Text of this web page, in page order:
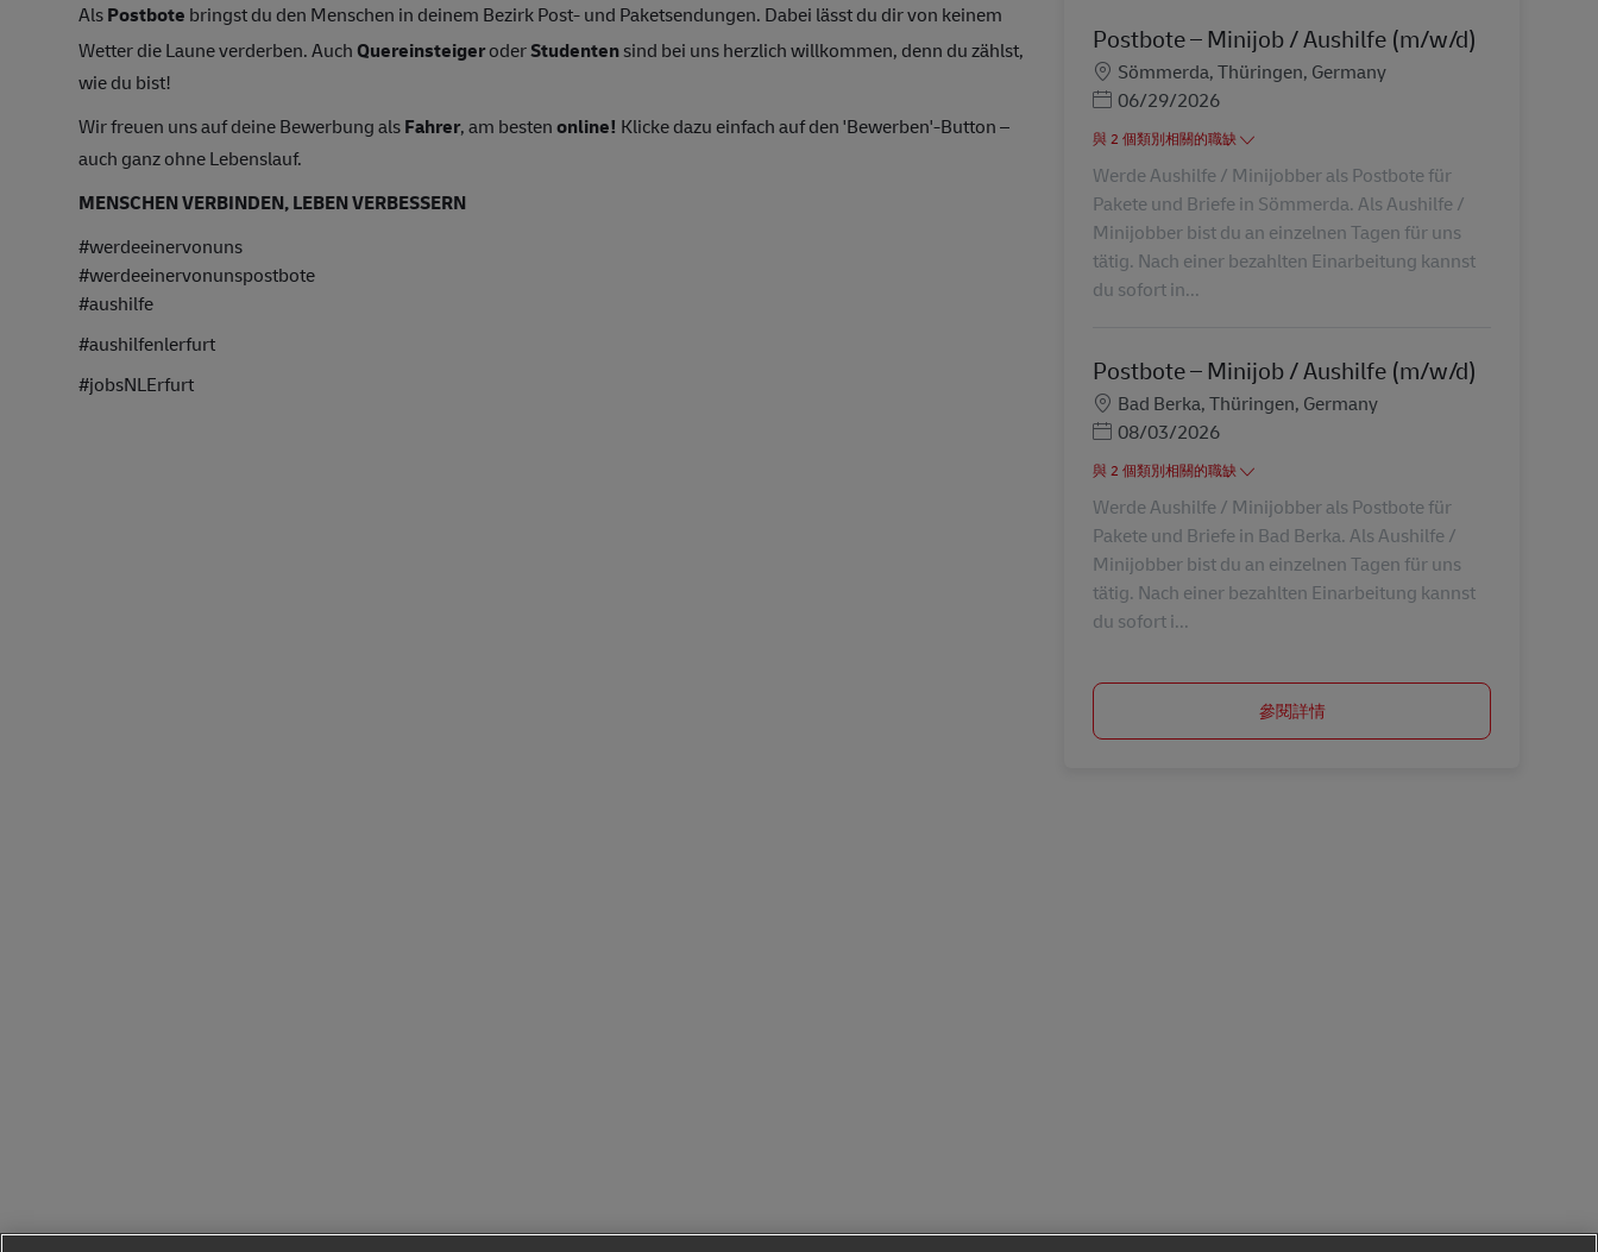
AlsPostbote bringst du den Menschen in deinem Bezirk Post- und Paketsendungen. Dabei lässt du dir von keinem
Wetter die Laune verderben. AuchQuereinsteigeroderStudentensind bei uns herzlich willkommen, denn du zählst,
wie du bist!
Wir freuen uns auf deine Bewerbung alsFahrer, am bestenonline! Klicke dazu einfach auf den 'Bewerben'-Button –
auch ganz ohne Lebenslauf.
MENSCHEN VERBINDEN, LEBEN VERBESSERN
#werdeeinervonuns
#werdeeinervonunspostbote
#aushilfe
#aushilfenlerfurt
#jobsNLErfurt
Postbote – Minijob / Aushilfe (m/w/d)
地點Sömmerda, Thüringen, Germany
Posted Date
06/29/2026
與 2 個類別相關的職缺
Werde Aushilfe / Minijobber als Postbote für
Pakete und Briefe in Sömmerda. Als Aushilfe /
Minijobber bist du an einzelnen Tagen für uns
tätig. Nach einer bezahlten Einarbeitung kannst
du sofort in...
Postbote – Minijob / Aushilfe (m/w/d)
地點Bad Berka, Thüringen, Germany
Posted Date
08/03/2026
與 2 個類別相關的職缺
Werde Aushilfe / Minijobber als Postbote für
Pakete und Briefe in Bad Berka. Als Aushilfe /
Minijobber bist du an einzelnen Tagen für uns
tätig. Nach einer bezahlten Einarbeitung kannst
du sofort i...
參閱詳情